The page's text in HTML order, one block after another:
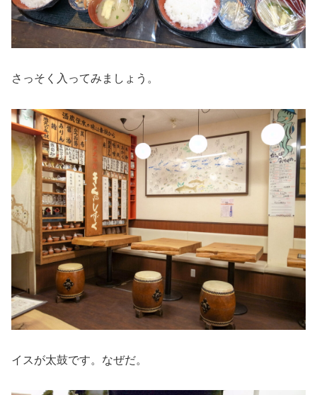
さっそく入ってみましょう。
イスが太鼓です。なぜだ。